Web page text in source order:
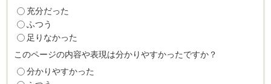
充分だった
ふつう
足りなかった
このページの内容や表現は分かりやすかったですか？
分かりやすかった